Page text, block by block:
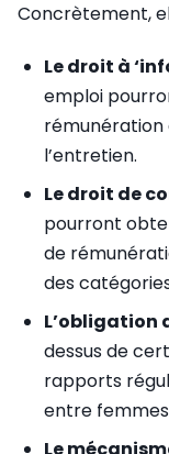
Concrètement,
Le droit à
emploi
rémunération
l’entretien.
Le droit de
pourront
de
des
L’obligation
dessus de
rapports
entre